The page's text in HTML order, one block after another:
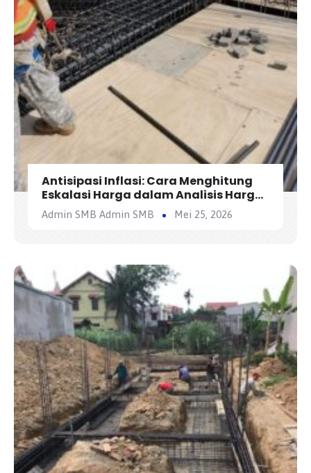
Antisipasi Inflasi: Cara Menghitung
Eskalasi Harga dalam Analisis Harga
Satuan Pekerjaan (AHSP)
Admin SMB Admin SMB Mei 25, 2026